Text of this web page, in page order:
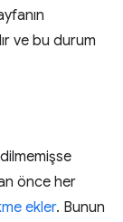
ve bu durum
önce her
ekler. Bunun